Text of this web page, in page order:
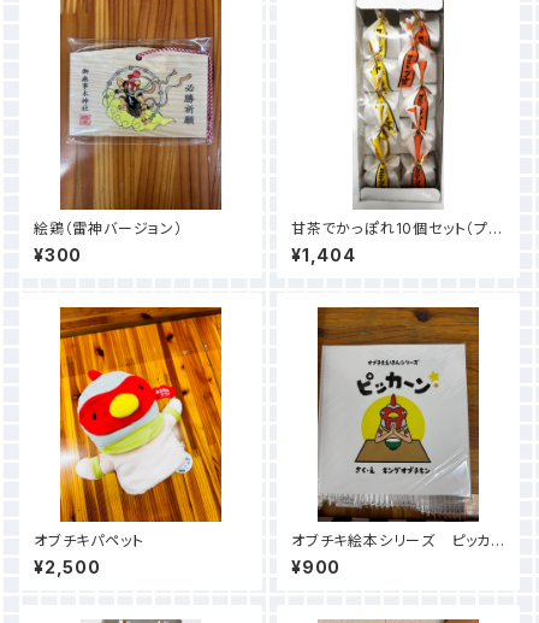
絵鶏（雷神バージョン）
¥300
甘茶でかっぽれ10個セット（プレ
ーン・みそチーズ）各５個入り
¥1,404
オブチキパペット
¥2,500
オブチキ絵本シリーズ ピッカ
ーン✩
¥900